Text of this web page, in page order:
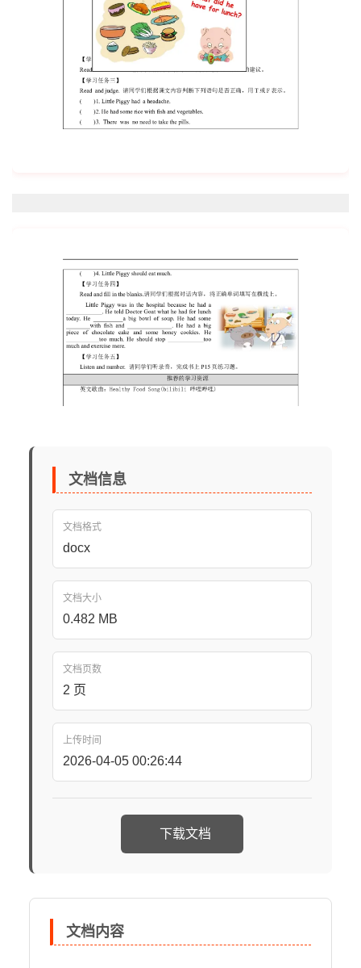
文档信息
文档格式
docx
文档大小
0.482 MB
文档页数
2 页
上传时间
2026-04-05 00:26:44
下载文档
文档内容